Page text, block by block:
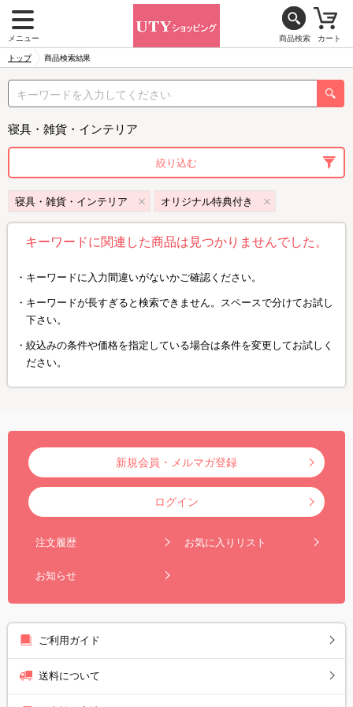
メニュー 商品検索 カート
トップ 商品検索結果
寝具・雑貨・インテリア
絞り込む
寝具・雑貨・インテリア オリジナル特典付き
キーワードに関連した商品は見つかりませんでした。
キーワードに入力間違いがないかご確認ください。
キーワードが長すぎると検索できません。スペースで分けてお試し
下さい。
絞込みの条件や価格を指定している場合は条件を変更してお試しく
ださい。
新規会員・メルマガ登録
ログイン
注文履歴 お気に入りリスト
お知らせ
ご利用ガイド
送料について